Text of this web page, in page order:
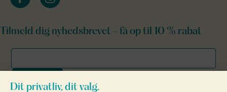
Tilmeld dig nyhedsbrevet - få op til 10 % rabat